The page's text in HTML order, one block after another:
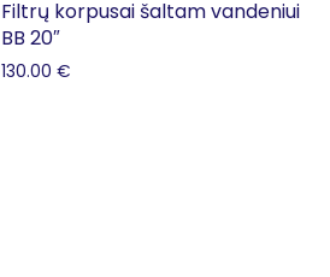
Filtrų korpusai šaltam vandeniui
BB 20″
130.00 €